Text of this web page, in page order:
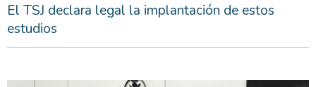
El TSJ declara legal la implantación de estos
estudios